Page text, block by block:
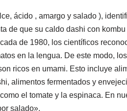
ácido , amargo y salado ),
de que su caldo dashi con
de 1980, los científicos
en la lengua. De este modo,
ricos en umami. Esto incluye
alimentos fermentados y
el tomate y la espinaca. En
salado».